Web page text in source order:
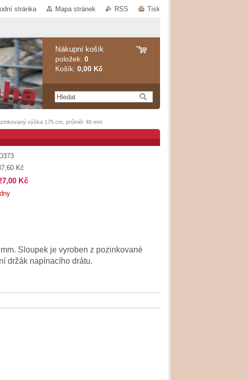
stránka Mapa stránek RSS Tisk
Nákupní košík
položek: 0
Košík: 0,00 Kč
výška 175 cm, průměr 48 mm
Kč
Kč
Sloupek je vyroben z pozinkované
držák napínacího drátu.